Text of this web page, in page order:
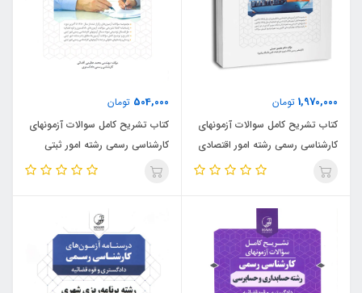
1,970,000 تومان
کتاب تشریح کامل سوالات آزمونهای
کارشناسی رسمی رشته امور اقتصادی
و بازرگانی (نشر نوآور)
504,000 تومان
کتاب تشریح کامل سوالات آزمونهای
کارشناسی رسمی رشته امور ثبتی
(نشر نوآور)